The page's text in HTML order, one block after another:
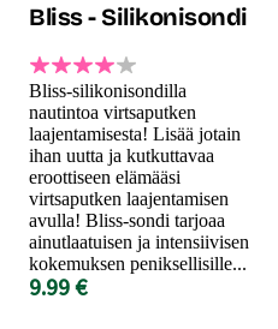
Bliss - Silikonisondi
Bliss-silikonisondilla
nautintoa virtsaputken
laajentamisesta! Lisää jotain
ihan uutta ja kutkuttavaa
eroottiseen elämääsi
virtsaputken laajentamisen
avulla! Bliss-sondi tarjoaa
ainutlaatuisen ja intensiivisen
kokemuksen peniksellisille...
9.99 €